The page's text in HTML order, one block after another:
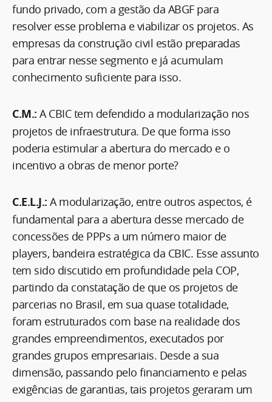
fundo privado, com a gestão da ABGF para
resolver esse problema e viabilizar os projetos. As
empresas da construção civil estão preparadas
para entrar nesse segmento e já acumulam
conhecimento suficiente para isso.
C.M.: A CBIC tem defendido a modularização nos
projetos de infraestrutura. De que forma isso
poderia estimular a abertura do mercado e o
incentivo a obras de menor porte?
C.E.L.J.: A modularização, entre outros aspectos, é
fundamental para a abertura desse mercado de
concessões de PPPs a um número maior de
players, bandeira estratégica da CBIC. Esse assunto
tem sido discutido em profundidade pela COP,
partindo da constatação de que os projetos de
parcerias no Brasil, em sua quase totalidade,
foram estruturados com base na realidade dos
grandes empreendimentos, executados por
grandes grupos empresariais. Desde a sua
dimensão, passando pelo financiamento e pelas
exigências de garantias, tais projetos geraram um